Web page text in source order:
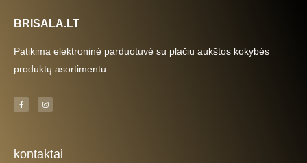
BRISALA.LT
Patikima elektroninė parduotuvė su plačiu aukštos kokybės
produktų asortimentu.
F
a
c
-
f
I
n
s
m
kontaktai